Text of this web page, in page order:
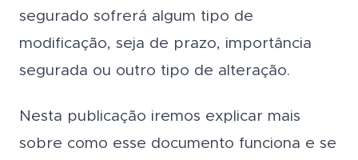
segurado sofrerá algum tipo de
modificação, seja de prazo, importância
segurada ou outro tipo de alteração.
Nesta publicação iremos explicar mais
sobre como esse documento funciona e se